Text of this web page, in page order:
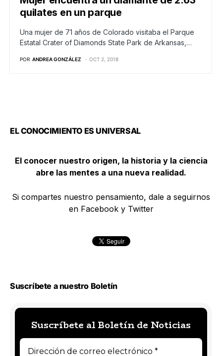
quilates en un parque
Una mujer de 71 años de Colorado visitaba el Parque
Estatal Crater of Diamonds State Park de Arkansas,…
POR ANDREA GONZÁLEZ OCT 2, 2018
EL CONOCIMIENTO ES UNIVERSAL
El conocer nuestro origen, la historia y la ciencia
abre las mentes a una nueva realidad.
Si compartes nuestro pensamiento, dale a seguirnos
en Facebook y Twitter
Suscríbete a nuestro Boletín
Suscríbete al Boletín de Noticias